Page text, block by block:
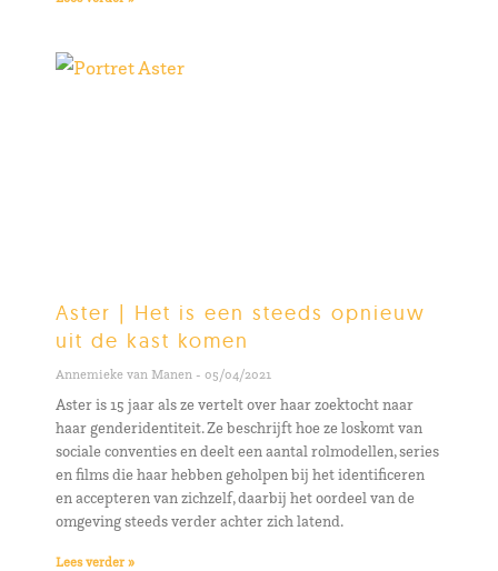
Aster | Het is een steeds opnieuw
uit de kast komen
Annemieke van Manen 05/04/2021
Aster is 15 jaar als ze vertelt over haar zoektocht naar
haar genderidentiteit. Ze beschrijft hoe ze loskomt van
sociale conventies en deelt een aantal rolmodellen, series
en films die haar hebben geholpen bij het identificeren
en accepteren van zichzelf, daarbij het oordeel van de
omgeving steeds verder achter zich latend.
Lees verder »